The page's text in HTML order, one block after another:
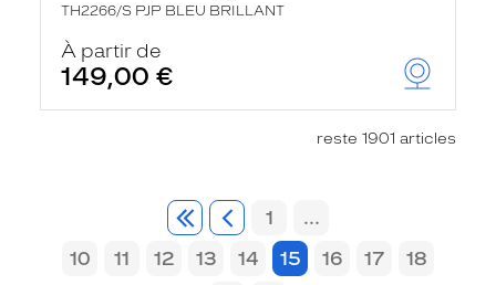
TH2266/S PJP BLEU BRILLANT
À partir de
149,00 €
reste 1901 articles
1
...
10
11 12 13 14 15 16 17
18